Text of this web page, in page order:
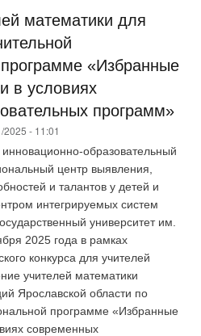
математики для
«Избранные
в условиях
программ»
2025 - 11:01
образовательный
центр выявления,
и талантов у детей и
интегрируемых систем
университет им.
2025 года в рамках
конкурса для учителей
учителей математики
Ярославской области по
программе «Избранные
современных